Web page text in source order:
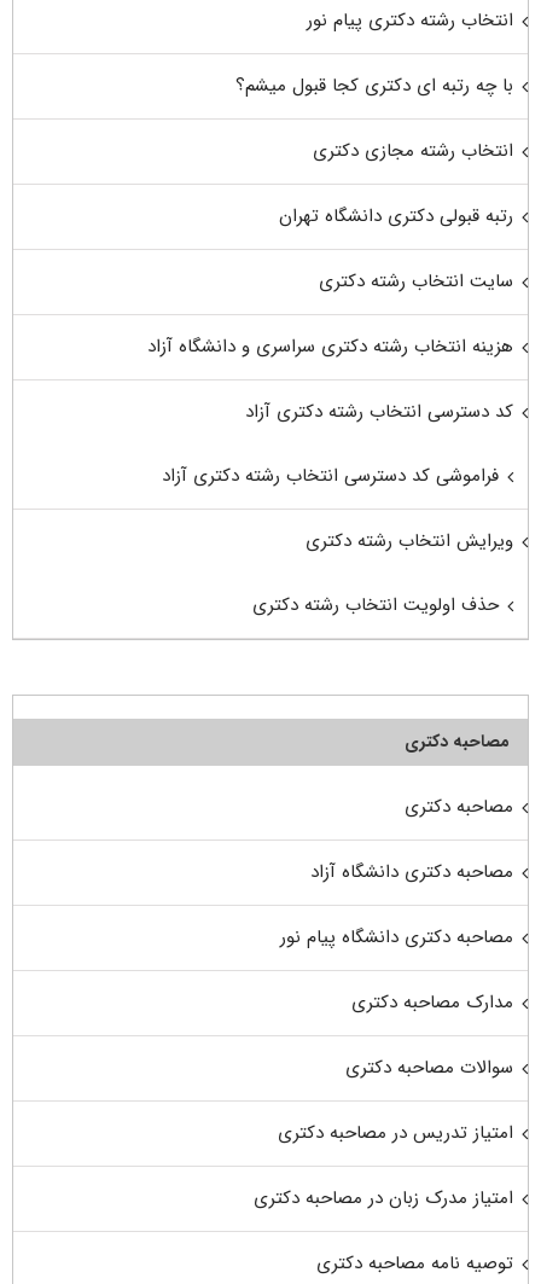
انتخاب رشته دکتری پیام نور
با چه رتبه ای دکتری کجا قبول میشم؟
انتخاب رشته مجازی دکتری
رتبه قبولی دکتری دانشگاه تهران
سایت انتخاب رشته دکتری
هزینه انتخاب رشته دکتری سراسری و دانشگاه آزاد
کد دسترسی انتخاب رشته دکتری آزاد
فراموشی کد دسترسی انتخاب رشته دکتری آزاد
ویرایش انتخاب رشته دکتری
حذف اولویت انتخاب رشته دکتری
مصاحبه دکتری
مصاحبه دکتری
مصاحبه دکتری دانشگاه آزاد
مصاحبه دکتری دانشگاه پیام نور
مدارک مصاحبه دکتری
سوالات مصاحبه دکتری
امتیاز تدریس در مصاحبه دکتری
امتیاز مدرک زبان در مصاحبه دکتری
توصیه نامه مصاحبه دکتری